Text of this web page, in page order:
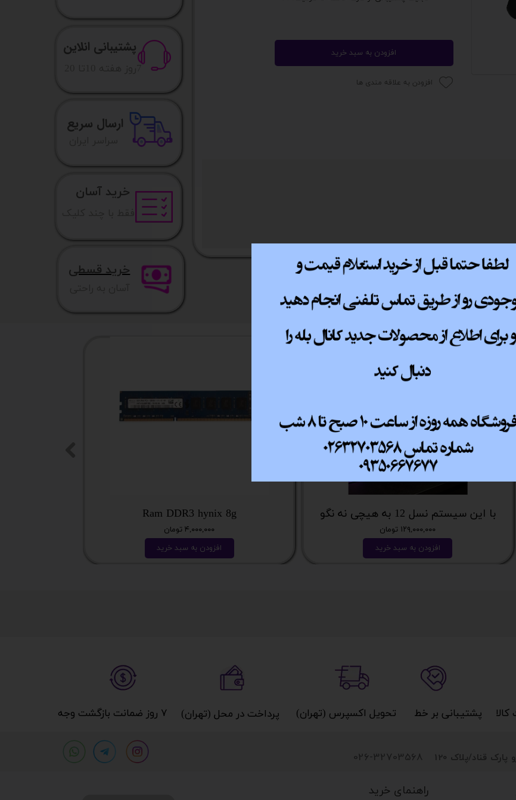
استوک
افزودن به سبد خرید
افزودن به علاقه مندی ها
پشتیبانی انلاین
ارسال سریع
خرید آسان
خرید قسطی
Ram DDR3 hynix 8g
۴,۰۰۰,۰۰۰ تومان
افزودن به سبد خرید
با این سیستم نسل 12 به هیچی نه نگو
۱۲۹,۰۰۰,۰۰۰ تومان
افزودن به سبد خرید
پارک قناد/پلاک 120
راهنمای خرید
026-32703568
۷ روز ضمانت بازگشت وجه​​​​​​​ پرداخت در محل (تهران)​​​​​​​ تحویل اکسپرس (تهران)​​​​​​​ پشتیبانی بر خط​​​​​​​